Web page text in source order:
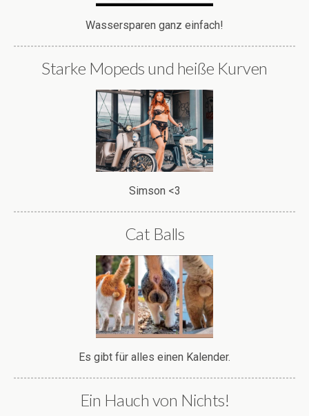
Wassersparen ganz einfach!
Starke Mopeds und heiße Kurven
Simson <3
Cat Balls
Es gibt für alles einen Kalender.
Ein Hauch von Nichts!